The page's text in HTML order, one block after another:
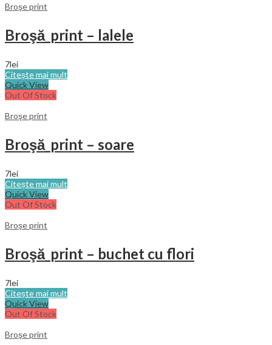
Broşe print
Broşă_print – lalele
7lei
Citește mai mult
Quick View
Out Of Stock
Broşe print
Broşă_print – soare
7lei
Citește mai mult
Quick View
Out Of Stock
Broşe print
Broşă_print – buchet cu flori
7lei
Citește mai mult
Quick View
Out Of Stock
Broşe print